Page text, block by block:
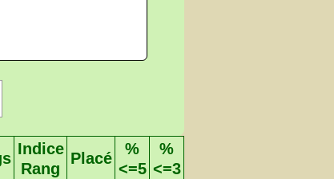
Indice
Rang
Placé
%
<=5
%
<=3